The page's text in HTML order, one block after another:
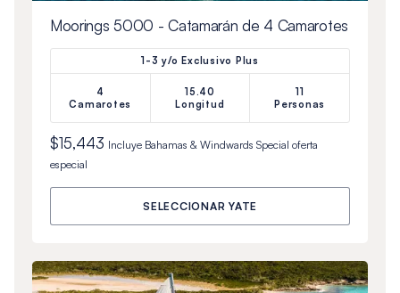
Moorings 5000 - Catamarán de 4 Camarotes
1-3 y/o Exclusivo Plus
4
Camarotes
15.40
Longitud
11
Personas
$15,443 Incluye Bahamas & Windwards Special oferta
especial
SELECCIONAR YATE